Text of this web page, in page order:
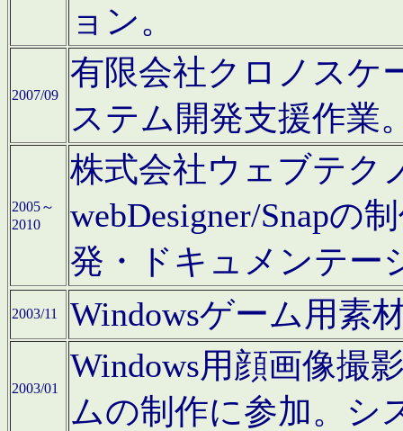
ョン。
2007/09
有限会社クロノスケ
ステム開発支援作業
2005～
2010
株式会社ウェブテク
webDesigner/Snapの
発・ドキュメンテー
2003/11 Windowsゲーム用素
2003/01
Windows用顔画像撮
ムの制作に参加。シ